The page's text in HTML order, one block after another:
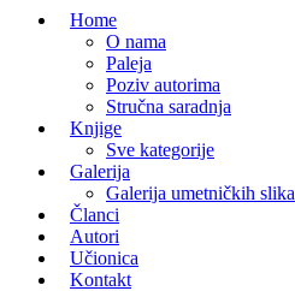
Home
O nama
Paleja
Poziv autorima
Stručna saradnja
Knjige
Sve kategorije
Galerija
Galerija umetničkih slika
Članci
Autori
Učionica
Kontakt